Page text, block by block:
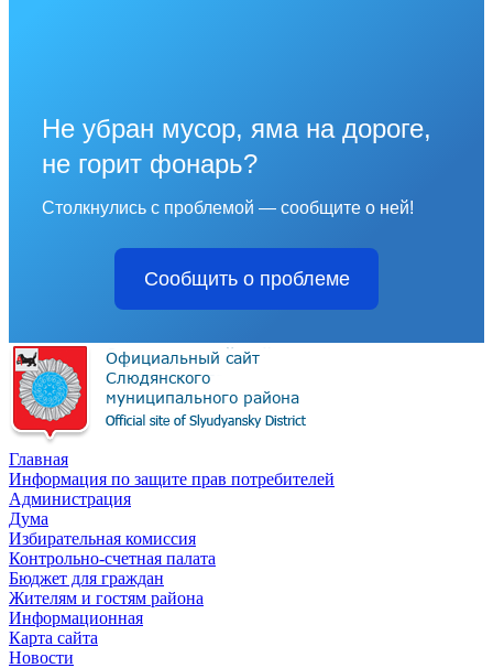
Не убран мусор, яма на дороге,
не горит фонарь?
Столкнулись с проблемой — сообщите о ней!
Сообщить о проблеме
Главная
Информация по защите прав потребителей
Администрация
Дума
Избирательная комиссия
Контрольно-счетная палата
Бюджет для граждан
Жителям и гостям района
Информационная
Карта сайта
Новости